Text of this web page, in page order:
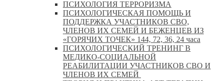
ПСИХОЛОГИЯ ТЕРРОРИЗМА
ПСИХОЛОГИЧЕСКАЯ ПОМОЩЬ И
ПОДДЕРЖКА УЧАСТНИКОВ СВО,
ЧЛЕНОВ ИХ СЕМЕЙ И БЕЖЕНЦЕВ ИЗ
«ГОРЯЧИХ ТОЧЕК» 144, 72, 36, 24 часа
ПСИХОЛОГИЧЕСКИЙ ТРЕНИНГ В
МЕДИКО-СОЦИАЛЬНОЙ
РЕАБИЛИТАЦИИ УЧАСТНИКОВ СВО И
ЧЛЕНОВ ИХ СЕМЕЙ